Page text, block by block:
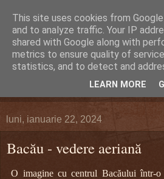
DEFERLĂRI
Despre şi pentru Bacău. Totul la
luni, ianuarie 22, 2024
Bacău - vedere aeriană
O imagine cu centrul Bacăului într-o
This site uses cookies from
and to analyze traffic. Your IP
shared with Google along with
metrics to ensure quality of
statistics, and to detect and
LEARN MORE